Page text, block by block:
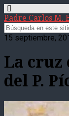
Padre Carlos M.
15 septiembre,
La cruz
del P.